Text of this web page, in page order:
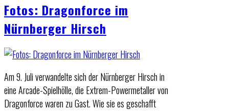
Fotos: Dragonforce im
Nürnberger Hirsch
Am 9. Juli verwandelte sich der Nürnberger Hirsch in
eine Arcade-Spielhölle, die Extrem-Powermetaller von
Dragonforce waren zu Gast. Wie sie es geschafft